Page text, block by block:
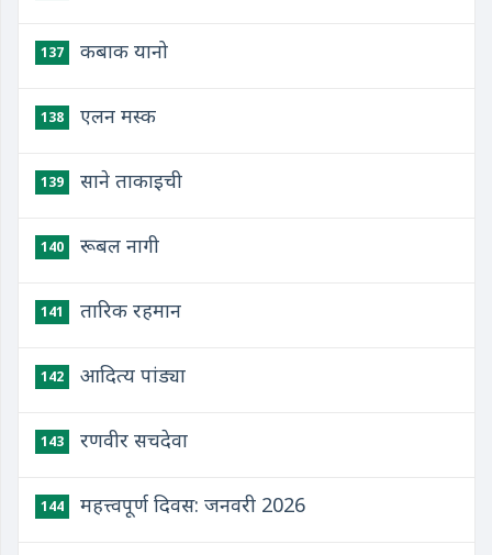
137 कबाक यानो
138 एलन मस्क
139 साने ताकाइची
140 रूबल नागी
141 तारिक रहमान
142 आदित्य पांड्या
143 रणवीर सचदेवा
144 महत्त्वपूर्ण दिवस: जनवरी 2026